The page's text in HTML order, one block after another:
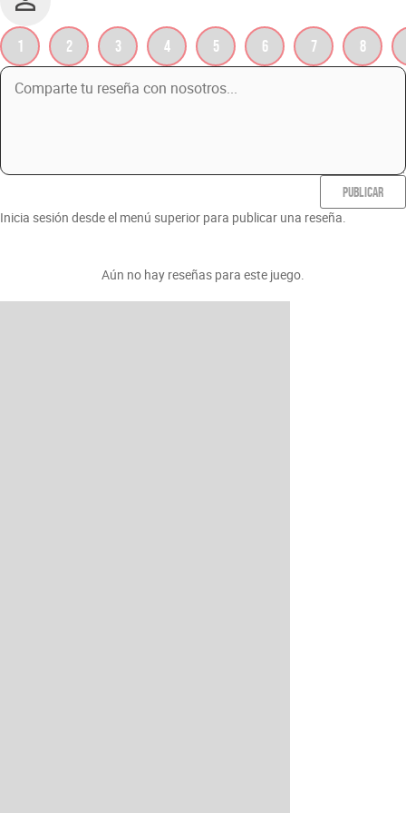
1 2 3 4 5 6 7 8
PUBLICAR
Inicia sesión desde el menú superior para publicar una reseña.
Aún no hay reseñas para este juego.